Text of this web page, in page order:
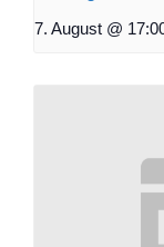
7. August @